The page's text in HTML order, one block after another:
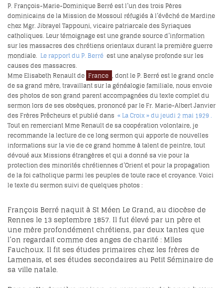
P. François-Marie-Dominique Berré est l’un des trois Pères
dominicains de la Mission de Mossoul réfugiés à l’évêché de Mardine
chez Mgr. Jibrayel Tappouni, vicaire patriarcale des Syriaques
catholiques. Leur témoignage est une grande source d’information
sur les massacres des chrétiens orientaux durant la première guerre
mondiale. Le rapport du P. Berré est une analyse profonde sur les
causes des massacres.
Mme Elisabeth Renault de France , dont le P. Berré est le grand oncle
de sa grand mère, travaillant sur la généalogie familiale, nous envoie
des photos de son grand parent accompagnées du texte complet du
sermon lors de ses obsèques, prononcé par le Fr. Marie-Albert Janvier
des Frères Prêcheurs et publié dans « La Croix » du jeudi 2 mai 1929.
Tout en remerciant Mme Renault de sa coopération volontaire, je
recommande la lecture de ce long sermon qui apporte de nouvelles
informations sur la vie de ce grand homme à talent de peintre, tout
dévoué aux Missions étrangères et qui a donné sa vie pour la
protection des minorités chrétiennes d’Orient et pour la propagation
de la foi catholique parmi les peuples de toute race et croyance. Voici
le texte du sermon suivi de quelques photos :
François Berré naquit à St Méen Le Grand, au diocèse de
Rennes le 13 septembre 1857. Il fut élevé par un père et
une mère profondément chrétiens, par deux tantes que
l’on regardait comme des anges de charité : Mlles
Fauchoux. Il fit ses études primaires chez les frères de
Lamenais, et ses études secondaires au Petit Séminaire de
sa ville natale.